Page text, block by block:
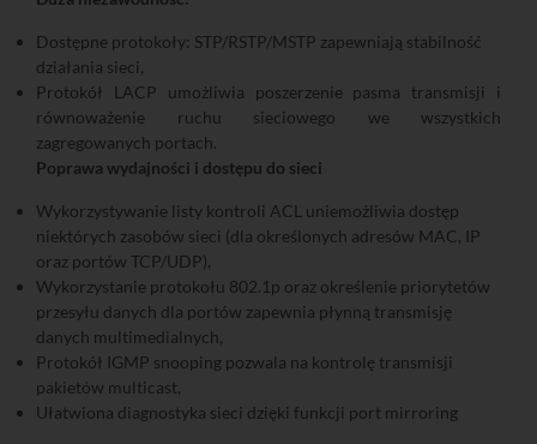
Dostępne protokoły: STP/RSTP/MSTP zapewniają stabilność
działania sieci,
Protokół LACP umożliwia poszerzenie pasma transmisji i
równoważenie ruchu sieciowego we wszystkich
zagregowanych portach.
Poprawa wydajności i dostępu do sieci
Wykorzystywanie listy kontroli ACL uniemożliwia dostęp
niektórych zasobów sieci (dla określonych adresów MAC, IP
oraz portów TCP/UDP),
Wykorzystanie protokołu 802.1p oraz określenie priorytetów
przesyłu danych dla portów zapewnia płynną transmisję
danych multimedialnych,
Protokół IGMP snooping pozwala na kontrolę transmisji
pakietów multicast,
Ułatwiona diagnostyka sieci dzięki funkcji port mirroring